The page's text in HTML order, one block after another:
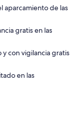
aparcamiento de las
gratis en las
con vigilancia gratis
en las